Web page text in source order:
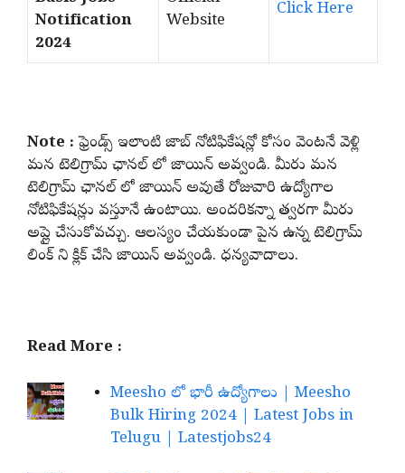
Notification
2024
Website
Click Here
Note :ఫ్రెండ్స్ ఇలాంటి జాబ్ నోటిఫికేషన్లో కోసం వెంటనే వెళ్లి
మన టెలిగ్రామ్ ఛానల్ లో జాయిన్ అవ్వండి. మీరు మన
టెలిగ్రామ్ ఛానల్ లో జాయిన్ అవుతే రోజువారి ఉద్యోగాల
నోటిఫికేషన్లు వస్తూనే ఉంటాయి. అందరికన్నా త్వరగా మీరు
అప్లై చేసుకోవచ్చు. ఆలస్యం చేయకుండా పైన ఉన్న టెలిగ్రామ్
లింక్ ని క్లిక్ చేసి జాయిన్ అవ్వండి. ధన్యవాదాలు.
Read More :
Meesho లో భారీ ఉద్యోగాలు | Meesho
Bulk Hiring 2024 | Latest Jobs in
Telugu | Latestjobs24